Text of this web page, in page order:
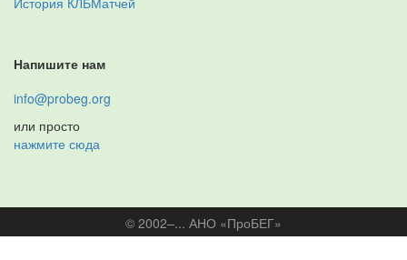
Напишите нам
info@probeg.org
или просто
нажмите сюда
© 2002–... АНО «ПроБЕГ»